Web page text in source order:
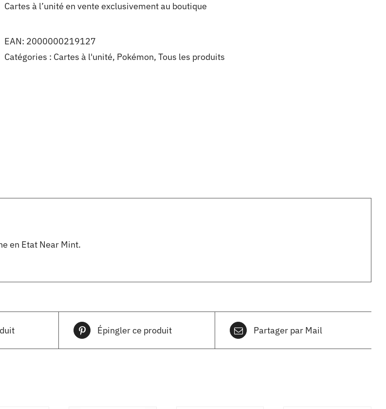
Cartes à l’unité en vente exclusivement au boutique
EAN: 2000000219127
Catégories : Cartes à l'unité, Pokémon, Tous les produits
en Etat Near Mint.
Épingler ce produit Partager par Mail